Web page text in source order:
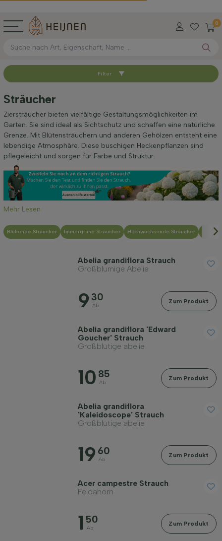
0
Sortieren nach
Verfügbar
Wurzel-Typ
Höhe bei Lieferung (cm)
Maximale Höhe (cm)
Geschlecht
Filter
Sträucher
Ziersträucher bieten vielfältige Gestaltungsmöglichkeiten im
Garten. Sie sind ideal als Sichtschutz und schaffen eine natürliche
Grenze. Mit Blütensträuchern und anderen Gehölzen entsteht eine
lebendige Atmosphäre. Diese buschigen Heckenpflanzen sind
pflegeleicht und sorgen für Farbe und Struktur.
Mehr Lesen
Blühende Sträucher Immergrüne Sträucher Hochwachsende Sträucher
Abelia grandiflora Strauch
Großblumige Abelie
9 30
Ab
Zum Produkt
Abelia grandiflora 'Edward
Goucher' Strauch
Großblütige abelie
10 85
Ab
Zum Produkt
Abelia grandiflora
'Kaleidoscope' Strauch
Großblütige abelie
19 60
Ab
Zum Produkt
Acer campestre Strauch
Feldahorn
1 50
Ab
Zum Produkt